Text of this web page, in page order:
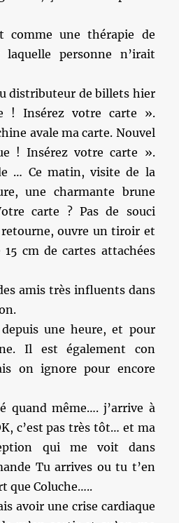
une thérapie de
laquelle personne n’irait
distributeur de billets hier
! Insérez votre carte ».
avale ma carte. Nouvel
! Insérez votre carte ».
… Ce matin, visite de la
une charmante brune
carte ? Pas de souci
ouvre un tiroir et
cm de cartes attachées
amis très influents dans
une heure, et pour
Il est également con
on ignore pour encore
quand même…. j’arrive à
c’est pas très tôt… et ma
qui me voit dans
Tu arrives ou tu t’en
que Coluche…..
avoir une crise cardiaque